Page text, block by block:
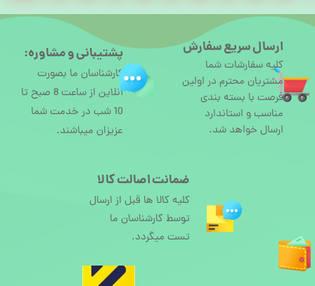
ارسال سریع سفارش
کلیه سفارشات شما
مشتریان محترم در اولین
فرصت با بسته بندی
مناسب و استاندارد
ارسال خواهد شد.
پشتیبانی و مشاوره:
کارشناسان ما بصورت
آنلاین از ساعت 8 صبح تا
10 شب در خدمت شما
عزیزان میباشند.
ضمانت اصالت کالا
کلیه کالا ها قبل از ارسال
توسط کارشناسان ما
تست میگردد.